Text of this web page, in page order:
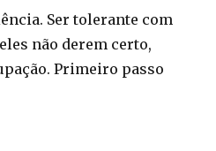
Ser tolerante com
não derem certo,
Primeiro passo